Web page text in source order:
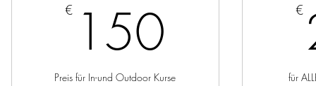
€ 150
Preis für In-und Outdoor Kurse
€
für